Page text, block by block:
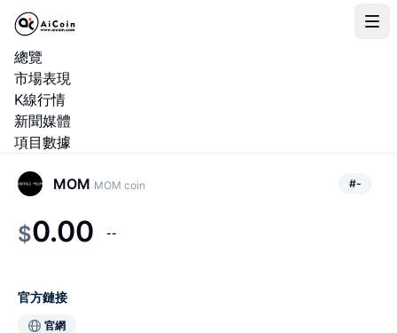
總覽
市場表現
K線行情
新聞媒體
項目數據
MOM MOM coin #-
$0.00 --
官方鏈接
官網